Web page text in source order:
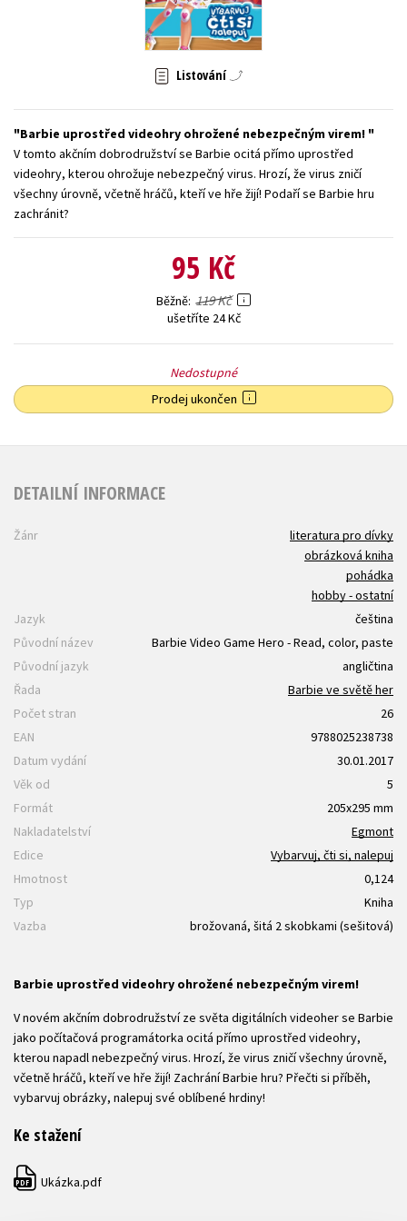
Zahraniční literatura
Všechny tituly
Listování
Barbie uprostřed videohry ohrožené nebezpečným virem!
V tomto akčním dobrodružství se Barbie ocitá přímo uprostřed
videohry, kterou ohrožuje nebezpečný virus. Hrozí, že virus zničí
všechny úrovně, včetně hráčů, kteří ve hře žijí! Podaří se Barbie hru
zachránit?
95 Kč
Běžně 119 Kč
ušetříte 24 Kč
Nedostupné
Prodej ukončen
DETAILNÍ INFORMACE
Žánr
literatura pro dívky
obrázková kniha
pohádka
hobby - ostatní
Jazyk
čeština
Původní název
Barbie Video Game Hero - Read, color, paste
Původní jazyk
angličtina
Řada
Barbie ve světě her
Počet stran
26
EAN
9788025238738
Datum vydání
30.01.2017
Věk od
5
Formát
205x295 mm
Nakladatelství
Egmont
Edice
Vybarvuj, čti si, nalepuj
Hmotnost
0,124
Typ
Kniha
Vazba
brožovaná, šitá 2 skobkami (sešitová)
Barbie uprostřed videohry ohrožené nebezpečným virem!
V novém akčním dobrodružství ze světa digitálních videoher se Barbie
jako počítačová programátorka ocitá přímo uprostřed videohry,
kterou napadl nebezpečný virus. Hrozí, že virus zničí všechny úrovně,
včetně hráčů, kteří ve hře žijí! Zachrání Barbie hru? Přečti si příběh,
vybarvuj obrázky, nalepuj své oblíbené hrdiny!
Ke stažení
PDF Ukázka.pdf